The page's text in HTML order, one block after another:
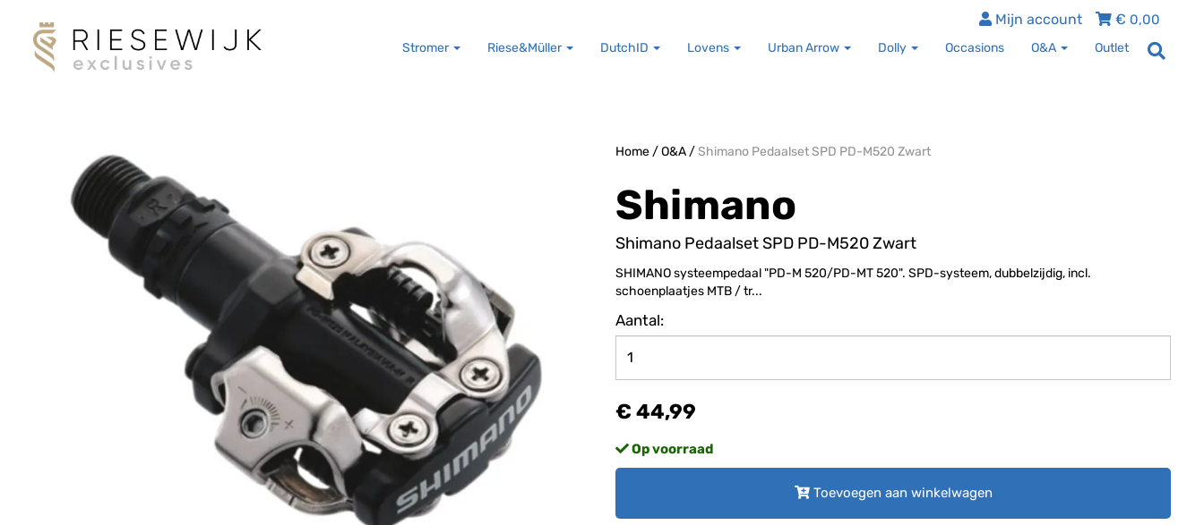
€ 0,00
Mijn account
Stromer Riese&Müller DutchID Lovens Urban Arrow Dolly Occasions O&A Outlet
Home/O&A/Shimano Pedaalset SPD PD-M520 Zwart
Shimano
Shimano Pedaalset SPD PD-M520 Zwart
SHIMANO systeempedaal "PD-M 520/PD-MT 520". SPD-systeem, dubbelzijdig, incl.
schoenplaatjes MTB / tr...
Aantal:
€ 44,99
Op voorraad
Toevoegen aan winkelwagen